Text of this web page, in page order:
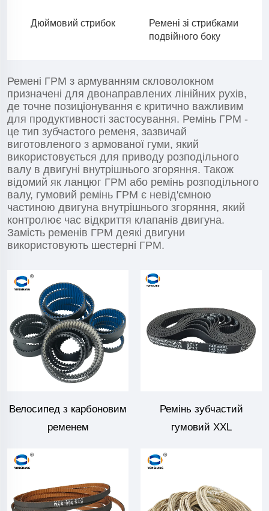
Дюймовий стрибок
Ремені зі стрибками
подвійного боку
Ремені ГРМ з армуванням скловолокном
призначені для двонаправлених лінійних рухів,
де точне позиціонування є критично важливим
для продуктивності застосування. Ремінь ГРМ -
це тип зубчастого ременя, зазвичай
виготовленого з армованої гуми, який
використовується для приводу розподільного
валу в двигуні внутрішнього згоряння. Також
відомий як ланцюг ГРМ або ремінь розподільного
валу, гумовий ремінь ГРМ є невід'ємною
частиною двигуна внутрішнього згоряння, який
контролює час відкриття клапанів двигуна.
Замість ременів ГРМ деякі двигуни
використовують шестерні ГРМ.
Велосипед з карбоновим
ременем
Ремінь зубчастий
гумовий XXL